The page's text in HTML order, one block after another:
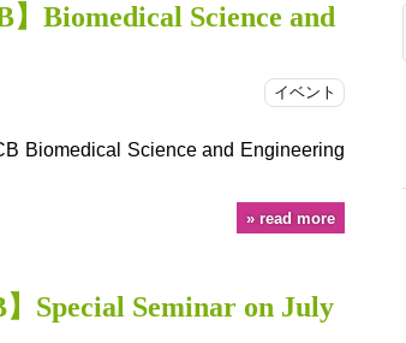
Biomedical Science and
イベント
Biomedical Science and Engineering
read more
Special Seminar on July